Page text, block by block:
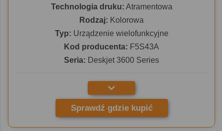
Technologia druku: Atramentowa
Rodzaj: Kolorowa
Typ: Urządzenie wielofunkcyjne
Kod producenta: F5S43A
Seria: Deskjet 3600 Series
Sprawdź gdzie kupić